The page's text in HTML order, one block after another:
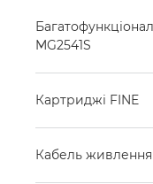
MG2541S
Картриджі FINE
Кабель живлення